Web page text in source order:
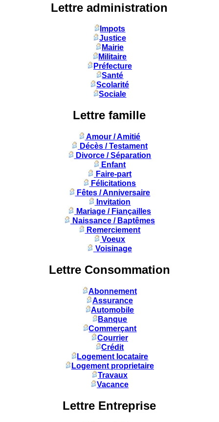
Lettre administration
Impots
Justice
Mairie
Militaire
Préfecture
Santé
Scolarité
Sociale
Lettre famille
Amour / Amitié
Décès / Testament
Divorce / Séparation
Enfant
Faire-part
Félicitations
Fêtes / Anniversaire
Invitation
Mariage / Fiançailles
Naissance / Baptêmes
Remerciement
Voeux
Voisinage
Lettre Consommation
Abonnement
Assurance
Automobile
Banque
Commerçant
Courrier
Crédit
Logement locataire
Logement proprietaire
Travaux
Vacance
Lettre Entreprise